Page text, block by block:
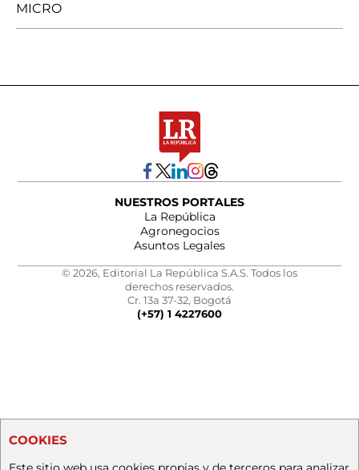
MICRO
NUESTROS PORTALES
La República
Agronegocios
Asuntos Legales
© 2026, Editorial La República S.A.S. Todos los
derechos reservados.
Cr. 13a 37-32, Bogotá
(+57) 1 4227600
COOKIES